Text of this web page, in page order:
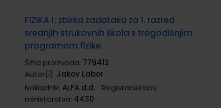
FIZIKA 1; zbirka zadataka za 1. razred
srednjih strukovnih škola s trogodišnjim
programom fizike
Šifra proizvoda: 779413
Autor(i): Jakov Labor
Nakladnik: ALFA d.d.
Registarski broj
ministarstva: 4430